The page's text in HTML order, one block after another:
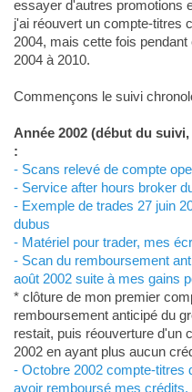
essayer d'autres promotions
j'ai réouvert un compte-titres
2004, mais cette fois
2004 à 2010.
Commençons le suivi
Année 2002 (début du
:
- Scans relevé de compte
- Service after hours broker
- Exemple de trades 27 juin
dubus
- Matériel pour trader, mes
- Scan du remboursement
août 2002 suite à mes gains
* clôture de mon premier
remboursement anticipé du
restait, puis réouverture d'un
2002 en ayant plus aucun
- Octobre 2002 compte-titres
avoir remboursé mes